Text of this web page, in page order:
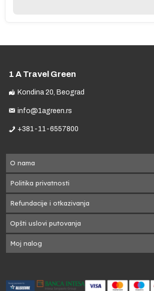
1 A Travel Green
Kondina 20, Beograd
info@1agreen.rs
+381-11-6557800
O nama
Politika privatnosti
Refundacije i otkazivanja
Opšti uslovi putovanja
Moj nalog